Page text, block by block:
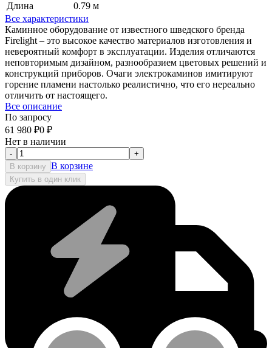
Длина
0.79 м
Все характеристики
Каминное оборудование от известного шведского бренда
Firelight – это высокое качество материалов изготовления и
невероятный комфорт в эксплуатации. Изделия отличаются
неповторимым дизайном, разнообразием цветовых решений и
конструкций приборов. Очаги электрокаминов имитируют
горение пламени настолько реалистично, что его нереально
отличить от настоящего.
Все описание
По запросу
61 980 ₽0 ₽
Нет в наличии
-
+
В корзину В корзине
Купить в один клик